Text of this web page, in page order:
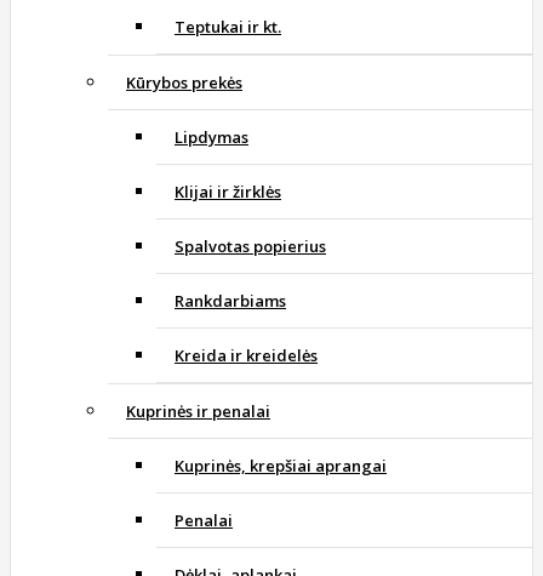
Teptukai ir kt.
Kūrybos prekės
Lipdymas
Klijai ir žirklės
Spalvotas popierius
Rankdarbiams
Kreida ir kreidelės
Kuprinės ir penalai
Kuprinės, krepšiai aprangai
Penalai